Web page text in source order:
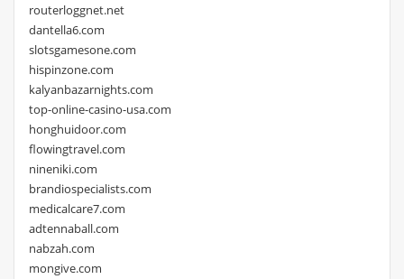
routerloggnet.net
dantella6.com
slotsgamesone.com
hispinzone.com
kalyanbazarnights.com
top-online-casino-usa.com
honghuidoor.com
flowingtravel.com
nineniki.com
brandiospecialists.com
medicalcare7.com
adtennaball.com
nabzah.com
mongive.com